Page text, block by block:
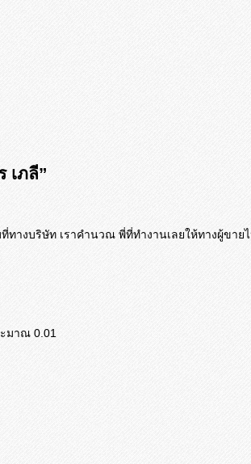
เภลี”
ทางบริษัท เราคำนวณ พี่ที่ทำงานเลยให้ทางผู้ขาย
ะมาณ 0.01